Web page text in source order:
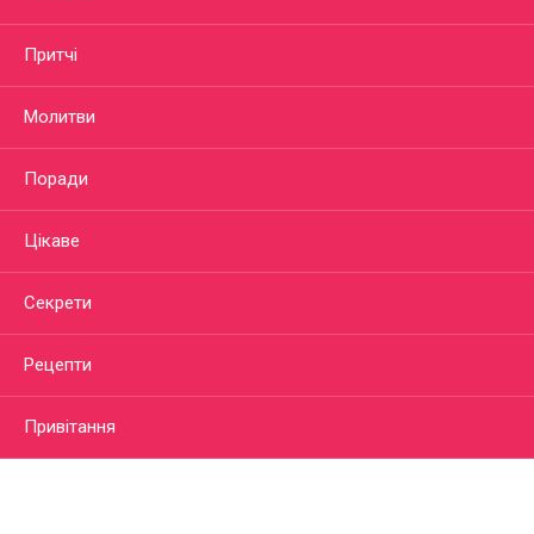
Притчі
Молитви
Поради
Цікаве
Секрети
Рецепти
Привітання